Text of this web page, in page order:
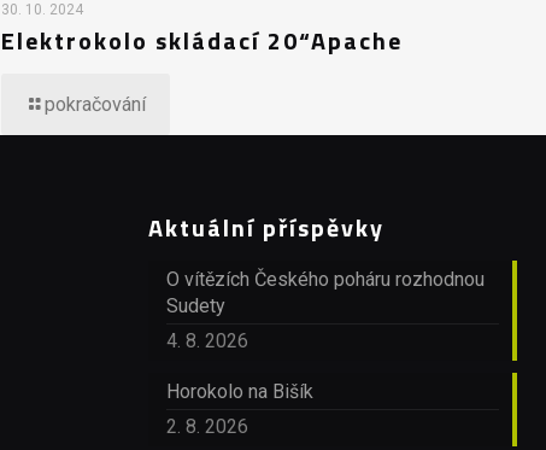
30. 10. 2024
Elektrokolo skládací 20“Apache
pokračování
Aktuální příspěvky
O vítězích Českého poháru rozhodnou
Sudety
4. 8. 2026
Horokolo na Bišík
2. 8. 2026